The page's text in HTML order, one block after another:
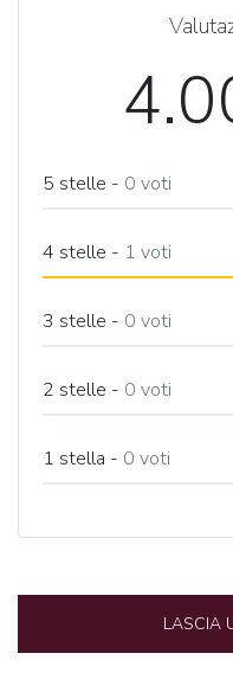
5 stelle - 0 voti
4 stelle - 1 voti
3 stelle - 0 voti
2 stelle - 0 voti
1 stella - 0 voti
LASCIA